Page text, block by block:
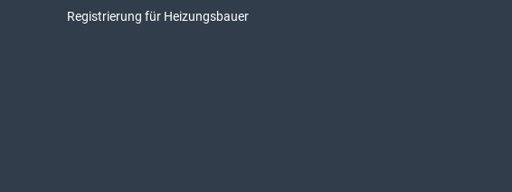
Registrierung für Heizungsbauer